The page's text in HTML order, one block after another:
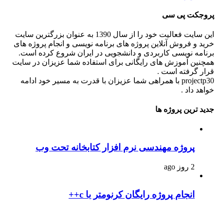
پروجکت پی سی
این سایت فعالیت خود را از سال 1390 به عنوان بزرگترین سایت
خرید و فروش آنلاین پروژه های برنامه نویسی و انجام پروژه های
برنامه نویسی کاربردی و دانشجویی در ایران شروع کرده است.
همچنین آموزش های رایگانی برای استفاده شما عزیزان در سایت
قرار گرفته است .
projectp30 با همراهی شما عزیزان با قدرت به مسیر خود ادامه
خواهد داد .
جدید ترین پروژه ها
پروژه مهندسی نرم افزار کتابخانه تحت وب
2 روز ago
انجام پروژه رایگان کرنومتر با c++